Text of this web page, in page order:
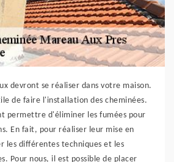
devront se réaliser dans votre maison.
de faire l'installation des cheminées.
permettre d'éliminer les fumées pour
En fait, pour réaliser leur mise en
les différentes techniques et les
Pour nous, il est possible de placer